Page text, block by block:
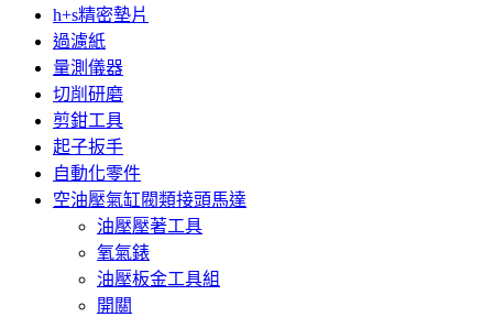
h+s精密墊片
過濾紙
量測儀器
切削研磨
剪鉗工具
起子扳手
自動化零件
空油壓氣缸閥類接頭馬達
油壓壓著工具
氧氣錶
油壓板金工具組
開關